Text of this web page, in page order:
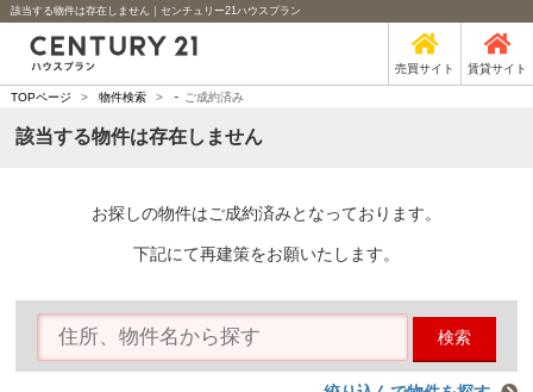
該当する物件は存在しません｜センチュリー21ハウスプラン
売買サイト 賃貸サイト
TOPページ > 物件検索 > - ご成約済み
該当する物件は存在しません
お探しの物件はご成約済みとなっております。
下記にて再建策をお願いたします。
検索